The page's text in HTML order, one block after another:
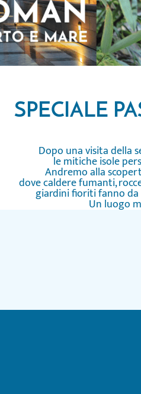
SPECIALE
Dopo una visita della
le mitiche isole
Andremo alla
dove caldere fumanti,
giardini fioriti fanno
Un luogo